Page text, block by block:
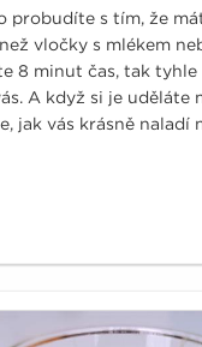
probudíte s tím, že
vločky s mlékem
8 minut čas, tak tyhle
A když si je uděláte
jak vás krásně naladí